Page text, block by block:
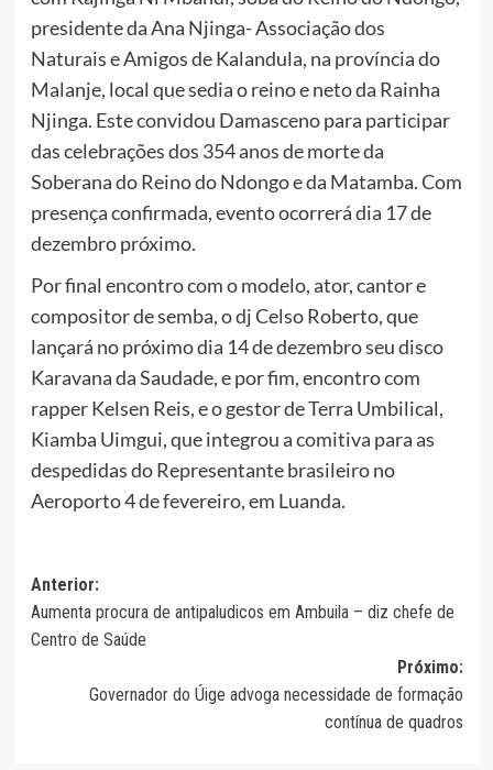
presidente da Ana Njinga- Associação dos
Naturais e Amigos de Kalandula, na província do
Malanje, local que sedia o reino e neto da Rainha
Njinga. Este convidou Damasceno para participar
das celebrações dos 354 anos de morte da
Soberana do Reino do Ndongo e da Matamba. Com
presença confirmada, evento ocorrerá dia 17 de
dezembro próximo.
Por final encontro com o modelo, ator, cantor e
compositor de semba, o dj Celso Roberto, que
lançará no próximo dia 14 de dezembro seu disco
Karavana da Saudade, e por fim, encontro com
rapper Kelsen Reis, e o gestor de Terra Umbilical,
Kiamba Uimgui, que integrou a comitiva para as
despedidas do Representante brasileiro no
Aeroporto 4 de fevereiro, em Luanda.
Navegação
de
Anterior:
Aumenta procura de antipaludicos em Ambuila – diz chefe de
Centro de Saúde
Próximo:
Governador do Úige advoga necessidade de formação
contínua de quadros